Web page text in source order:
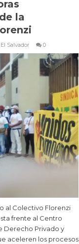
la
El Salvador 0
al Colectivo Florenzi
frente al Centro
Derecho Privado y
aceleren los procesos